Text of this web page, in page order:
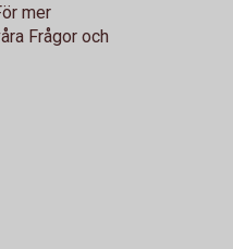
mer
Frågor och